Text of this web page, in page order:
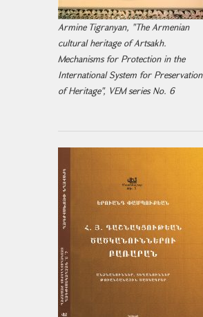
Armine Tigranyan, "The Armenian
cultural heritage of Artsakh.
Mechanisms for Protection in the
International System for Preservation
of Heritage", VEM series No. 6